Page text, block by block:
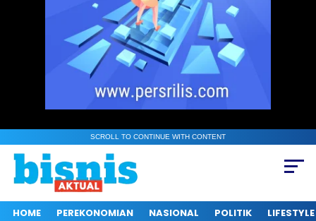
SCROLL TO CONTINUE WITH CONTENT
HOME PEREKONOMIAN NASIONAL POLITIK LIFESTYLE